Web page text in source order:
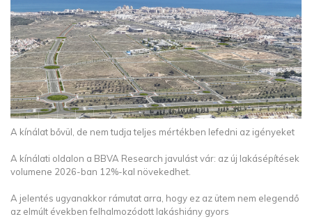
A kínálat bővül, de nem tudja teljes mértékben lefedni az igényeket
A kínálati oldalon a BBVA Research javulást vár: az új lakásépítések
volumene 2026-ban 12%-kal növekedhet.
A jelentés ugyanakkor rámutat arra, hogy ez az ütem nem elegendő
az elmúlt években felhalmozódott lakáshiány gyors